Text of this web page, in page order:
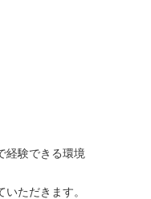
経験できる環境
ただきます。